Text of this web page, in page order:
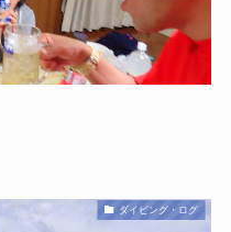
ダイビング・ログ